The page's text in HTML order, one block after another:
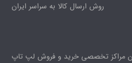
روش ارسال کالا به سراسر ایران
مراکز تخصصی خرید و فروش لپ تاپ